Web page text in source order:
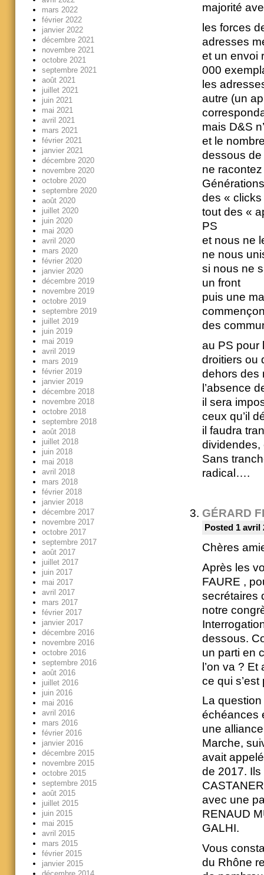
majorité
les forces
adresses
et un envoi
000
les
autre (un
mais D&S
et le
dessous
ne racontez
des «
tout des «
PS
et nous ne
ne nous
si nous ne
un front
puis une
des
au PS pour
droitiers ou
dehors des
l’absence
il sera
ceux qu’il
il faudra
dividendes,
Sans
radical….
GÉRARD
Posted 1 avril
Chères
Après les
FAURE ,
secrétaires
notre
dessous.
un parti en
l’on va ? Et
ce qui
La
échéances
une
Marche,
avait
de 2017. Ils
avec une
RENAUD
GALHI.
Vous
du Rhône
mars 2022
février 2022
janvier 2022
décembre 2021
novembre 2021
octobre 2021
septembre 2021
août 2021
juillet 2021
juin 2021
mai 2021
avril 2021
mars 2021
février 2021
janvier 2021
décembre 2020
novembre 2020
octobre 2020
septembre 2020
août 2020
juillet 2020
juin 2020
mai 2020
avril 2020
mars 2020
février 2020
janvier 2020
décembre 2019
novembre 2019
octobre 2019
septembre 2019
juillet 2019
juin 2019
mai 2019
avril 2019
mars 2019
février 2019
janvier 2019
décembre 2018
novembre 2018
octobre 2018
septembre 2018
août 2018
juillet 2018
juin 2018
mai 2018
avril 2018
mars 2018
février 2018
janvier 2018
décembre 2017
novembre 2017
octobre 2017
septembre 2017
août 2017
juillet 2017
juin 2017
mai 2017
avril 2017
mars 2017
février 2017
janvier 2017
décembre 2016
novembre 2016
octobre 2016
septembre 2016
août 2016
juillet 2016
juin 2016
mai 2016
avril 2016
mars 2016
février 2016
janvier 2016
décembre 2015
novembre 2015
octobre 2015
septembre 2015
août 2015
juillet 2015
juin 2015
mai 2015
avril 2015
mars 2015
février 2015
janvier 2015